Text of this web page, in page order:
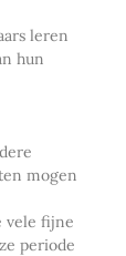
leren
hun
mogen
vele fijne
periode